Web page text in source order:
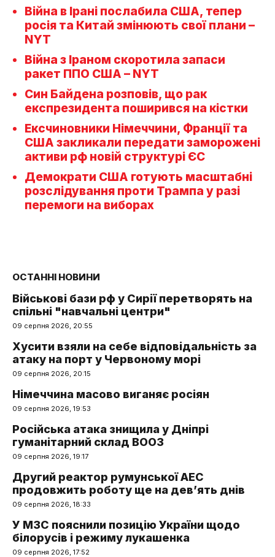
Війна в Ірані послабила США, тепер
росія та Китай змінюють свої плани –
NYT
Війна з Іраном скоротила запаси
ракет ППО США – NYT
Син Байдена розповів, що рак
експрезидента поширився на кістки
Ексчиновники Німеччини, Франції та
США закликали передати заморожені
активи рф новій структурі ЄС
Демократи США готують масштабні
розслідування проти Трампа у разі
перемоги на виборах
ОСТАННІ НОВИНИ
Військові бази рф у Сирії перетворять на
спільні "навчальні центри"
09 серпня 2026, 20:55
Хусити взяли на себе відповідальність за
атаку на порт у Червоному морі
09 серпня 2026, 20:15
Німеччина масово виганяє росіян
09 серпня 2026, 19:53
Російська атака знищила у Дніпрі
гуманітарний склад ВООЗ
09 серпня 2026, 19:17
Другий реактор румунської АЕС
продовжить роботу ще на дев’ять днів
09 серпня 2026, 18:33
У МЗС пояснили позицію України щодо
білорусів і режиму лукашенка
09 серпня 2026, 17:52